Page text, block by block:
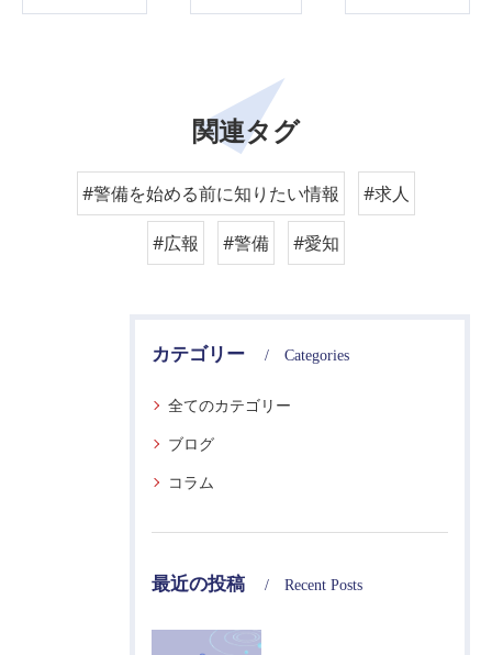
関連タグ
#警備を始める前に知りたい情報 #求人
#広報 #警備 #愛知
カテゴリー Categories
全てのカテゴリー
ブログ
コラム
最近の投稿 Recent Posts